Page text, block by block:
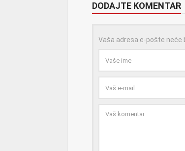
DODAJTE KOMENTAR
Vaša adresa e-pošte neće